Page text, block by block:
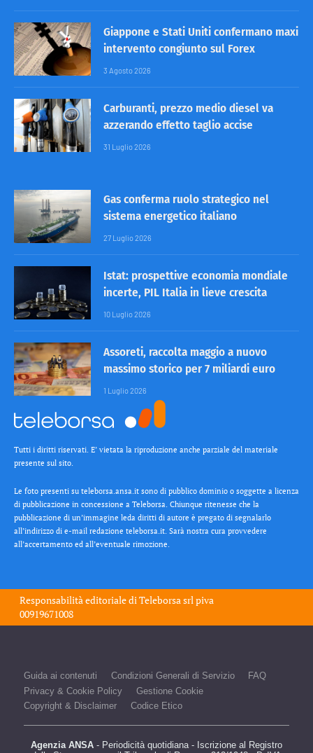
Giappone e Stati Uniti confermano maxi
intervento congiunto sul Forex
3 Agosto 2026
Carburanti, prezzo medio diesel va
azzerando effetto taglio accise
31 Luglio 2026
Gas conferma ruolo strategico nel
sistema energetico italiano
27 Luglio 2026
Istat: prospettive economia mondiale
incerte, PIL Italia in lieve crescita
10 Luglio 2026
Assoreti, raccolta maggio a nuovo
massimo storico per 7 miliardi euro
1 Luglio 2026
Tutti i diritti riservati. E’ vietata la riproduzione anche parziale del materiale
presente sul sito.
Le foto presenti su teleborsa.ansa.it sono di pubblico dominio o soggette a licenza
di pubblicazione in concessione a Teleborsa. Chiunque ritenesse che la
pubblicazione di un’immagine leda diritti di autore è pregato di segnalarlo
all’indirizzo di e-mail redazione teleborsa.it. Sarà nostra cura provvedere
all’accertamento ed all’eventuale rimozione.
Responsabilità editoriale diTeleborsa srlpiva
00919671008
Guida ai contenuti Condizioni Generali di Servizio
FAQ
Privacy & Cookie Policy
Gestione Cookie
Copyright & Disclaimer
Codice Etico
Agenzia ANSA - Periodicità quotidiana - Iscrizione al Registro